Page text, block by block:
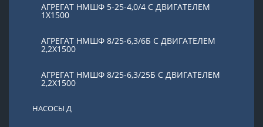
АГРЕГАТ НМШФ 5-25-4,0/4 С ДВИГАТЕЛЕМ
1Х1500
АГРЕГАТ НМШФ 8/25-6,3/6Б С ДВИГАТЕЛЕМ
2,2Х1500
АГРЕГАТ НМШФ 8/25-6,3/25Б С ДВИГАТЕЛЕМ
2,2Х1500
НАСОСЫ Д